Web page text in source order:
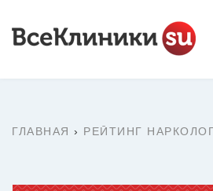
ГЛАВНАЯ › РЕЙТИНГ